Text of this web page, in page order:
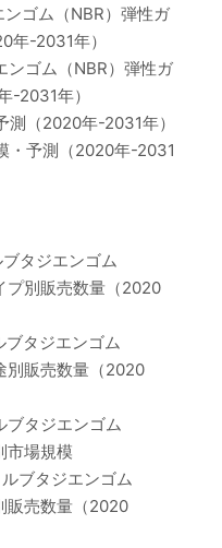
ゴム（NBR）弾性ガ
年-2031年）
ンゴム（NBR）弾性ガ
-2031年）
（2020年-2031年）
・予測（2020年-2031
タジエンゴム
プ別販売数量（2020
ブタジエンゴム
別販売数量（2020
ブタジエンゴム
市場規模
ブタジエンゴム
販売数量（2020